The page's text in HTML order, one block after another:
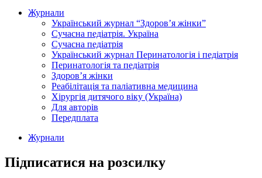
Журнали
Український журнал “Здоров’я жінки”
Сучасна педіатрія. Україна
Сучасна педіатрія
Український журнал Перинатологія і педіатрія
Перинатологія та педіатрія
Здоров’я жінки
Реабілітація та паліативна медицина
Хірургія дитячого віку (Україна)
Для авторів
Передплата
Журнали
Підписатися на розсилку